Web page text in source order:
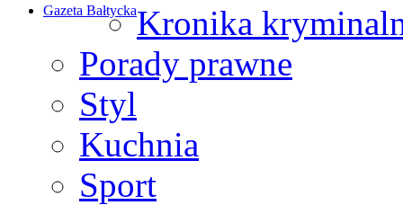
Gazeta BałtyckaKronika
Porady prawne
Styl
Kuchnia
Sport